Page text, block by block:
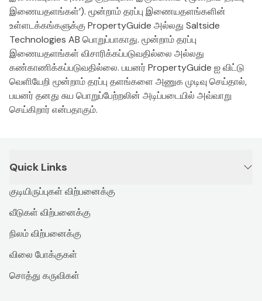
இணையதளங்கள்’). மூன்றாம் தரப்பு இணையதளங்களின்
உள்ளடக்கங்களுக்கு PropertyGuide அல்லது Saltside
Technologies AB பொறுப்பாகாது. மூன்றாம் தரப்பு
இணையதளங்கள் விசாரிக்கப்படுவதில்லை அல்லது
கண்காணிக்கப்படுவதில்லை. பயனர் PropertyGuide ஐ விட்டு
வெளியேறி மூன்றாம் தரப்பு தளங்களை அணுக முடிவு செய்தால்,
பயனர் தனது சுய பொறுப்பேற்றலின் அடிப்படையில் அவ்வாறு
செய்கிறார் என்பதாகும்.
Quick Links
குடியிருப்புகள் விற்பனைக்கு
வீடுகள் விற்பனைக்கு
நிலம் விற்பனைக்கு
விலை போக்குகள்
சொத்து கருவிகள்